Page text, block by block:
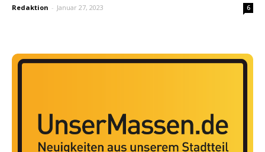
Redaktion - Januar 27, 2023 6